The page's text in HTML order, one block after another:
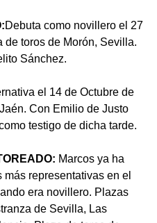
Debuta como novillero el 27
de toros de Morón, Sevilla.
Sánchez.
el 14 de Octubre de
Con Emilio de Justo
testigo de dicha tarde.
Marcos ya ha
más representativas en el
era novillero. Plazas
de Sevilla, Las